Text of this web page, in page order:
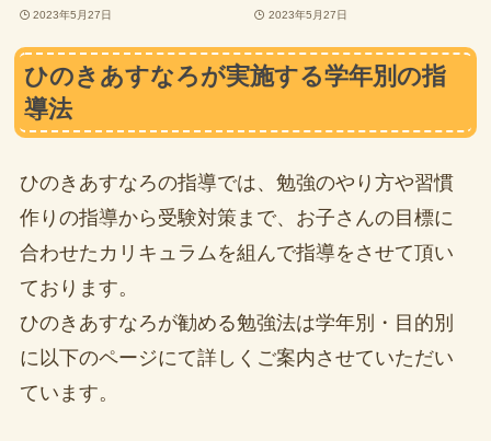
2023年5月27日 2023年5月27日
ひのきあすなろが実施する学年別の指
導法
ひのきあすなろの指導では、勉強のやり方や習慣
作りの指導から受験対策まで、お子さんの目標に
合わせたカリキュラムを組んで指導をさせて頂い
ております。
ひのきあすなろが勧める勉強法は学年別・目的別
に以下のページにて詳しくご案内させていただい
ています。